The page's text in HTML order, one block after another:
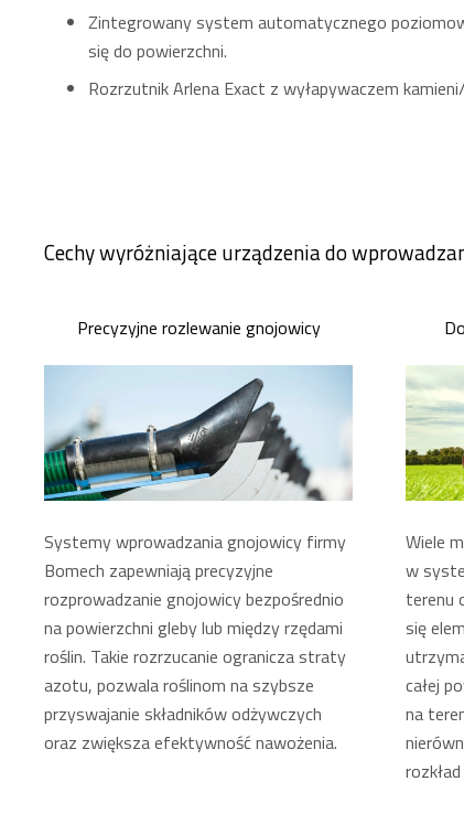
Zintegrowany system automatycznego
się do powierzchni.
Rozrzutnik Arlena Exact z wyłapywaczem
Cechy wyróżniające urządzenia do
Precyzyjne rozlewanie gnojowicy
Systemy wprowadzania gnojowicy firmy
Bomech zapewniają precyzyjne
rozprowadzanie gnojowicy bezpośrednio
na powierzchni gleby lub między rzędami
roślin. Takie rozrzucanie ogranicza straty
azotu, pozwala roślinom na szybsze
przyswajanie składników odżywczych
oraz zwiększa efektywność nawożenia.
Wiele
w
terenu
się
całej
na